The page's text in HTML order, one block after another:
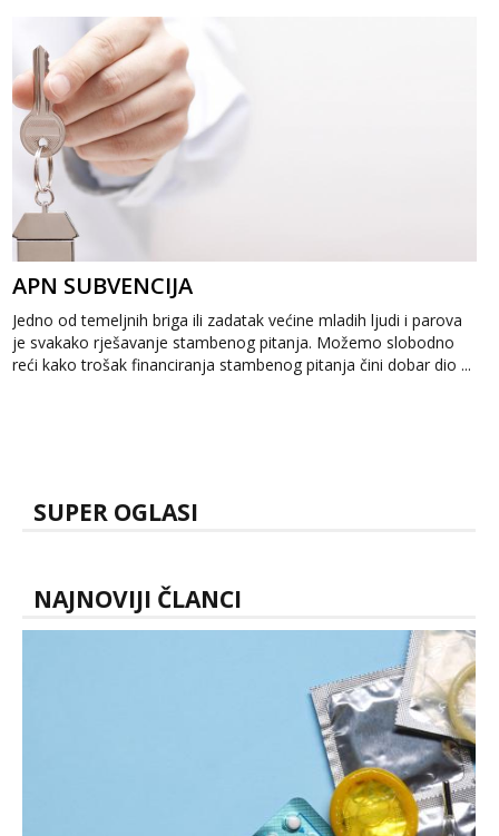
APN SUBVENCIJA
Jedno od temeljnih briga ili zadatak većine mladih ljudi i parova
je svakako rješavanje stambenog pitanja. Možemo slobodno
reći kako trošak financiranja stambenog pitanja čini dobar dio ...
SUPER OGLASI
NAJNOVIJI ČLANCI